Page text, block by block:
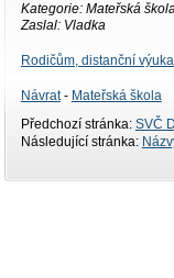
Kategorie: Mateřská
Zaslal: Vladka
Rodičům, distanční výuka
Návrat- Mateřská škola
Předchozí stránka: SVČ
Následující stránka: